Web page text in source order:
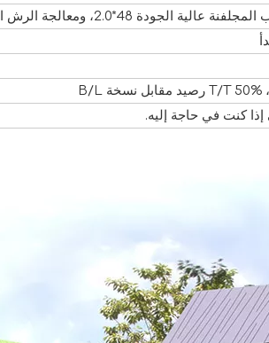
الجودة 48*2.0، ومعالجة الرش السطحي
كنت في حاجة إليه.